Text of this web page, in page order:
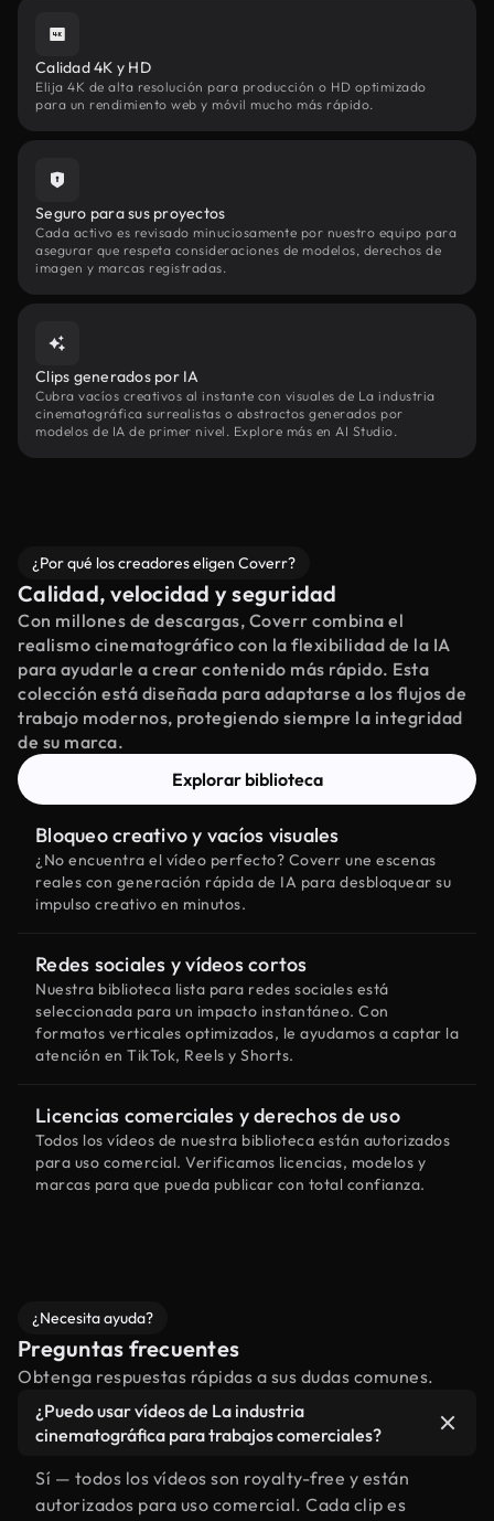
Calidad 4K y HD
Elija 4K de alta resolución para producción o HD optimizado
para un rendimiento web y móvil mucho más rápido.
Seguro para sus proyectos
Cada activo es revisado minuciosamente por nuestro equipo para
asegurar que respeta consideraciones de modelos, derechos de
imagen y marcas registradas.
Clips generados por IA
Cubra vacíos creativos al instante con visuales de La industria
cinematográfica surrealistas o abstractos generados por
modelos de IA de primer nivel. Explore más en AI Studio.
¿Por qué los creadores eligen Coverr?
Calidad, velocidad y seguridad
Con millones de descargas, Coverr combina el
realismo cinematográfico con la flexibilidad de la IA
para ayudarle a crear contenido más rápido. Esta
colección está diseñada para adaptarse a los flujos de
trabajo modernos, protegiendo siempre la integridad
de su marca.
Explorar biblioteca
Bloqueo creativo y vacíos visuales
¿No encuentra el vídeo perfecto? Coverr une escenas
reales con generación rápida de IA para desbloquear su
impulso creativo en minutos.
Redes sociales y vídeos cortos
Nuestra biblioteca lista para redes sociales está
seleccionada para un impacto instantáneo. Con
formatos verticales optimizados, le ayudamos a captar la
atención en TikTok, Reels y Shorts.
Licencias comerciales y derechos de uso
Todos los vídeos de nuestra biblioteca están autorizados
para uso comercial. Verificamos licencias, modelos y
marcas para que pueda publicar con total confianza.
¿Necesita ayuda?
Preguntas frecuentes
Obtenga respuestas rápidas a sus dudas comunes.
¿Puedo usar vídeos de La industria
cinematográfica para trabajos comerciales?
Sí — todos los vídeos son royalty-free y están
autorizados para uso comercial. Cada clip es